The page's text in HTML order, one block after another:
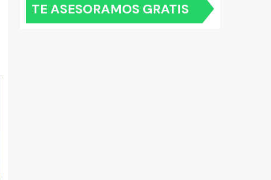
TE ASESORAMOS GRATIS